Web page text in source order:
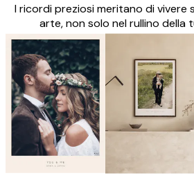
I ricordi preziosi meritano di vivere
arte, non solo nel rullino della